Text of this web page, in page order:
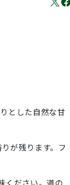
とした自然な甘
が残ります。フ
ください。道の